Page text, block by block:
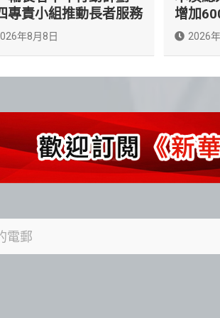
專責小組推動長者服務
年8月8日
增加
2026